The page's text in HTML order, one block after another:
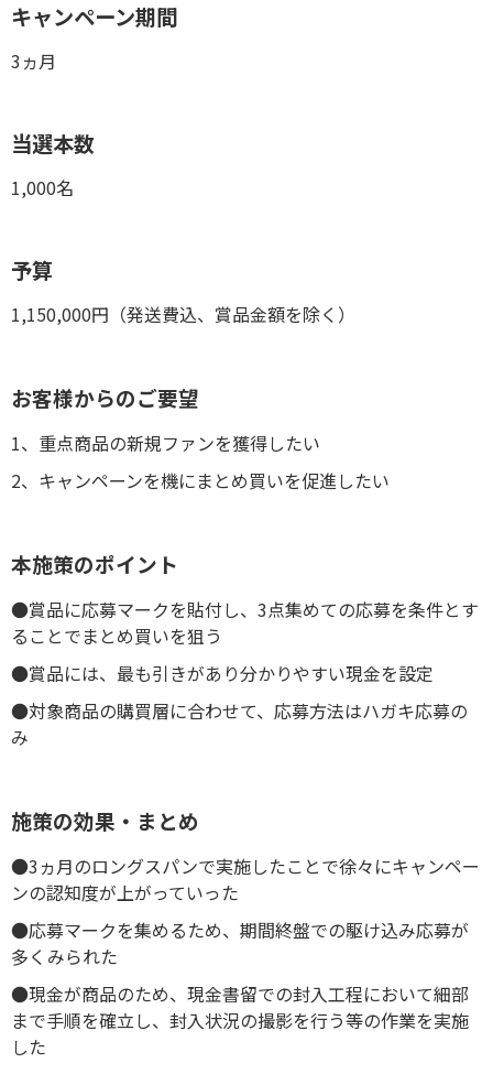
キャンペーン期間
3ヵ月
当選本数
1,000名
予算
1,150,000円（発送費込、賞品金額を除く）
お客様からのご要望
1、重点商品の新規ファンを獲得したい
2、キャンペーンを機にまとめ買いを促進したい
本施策のポイント
●賞品に応募マークを貼付し、3点集めての応募を条件とす
ることでまとめ買いを狙う
●賞品には、最も引きがあり分かりやすい現金を設定
●対象商品の購買層に合わせて、応募方法はハガキ応募の
み
施策の効果・まとめ
●3ヵ月のロングスパンで実施したことで徐々にキャンペー
ンの認知度が上がっていった
●応募マークを集めるため、期間終盤での駆け込み応募が
多くみられた
●現金が商品のため、現金書留での封入工程において細部
まで手順を確立し、封入状況の撮影を行う等の作業を実施
した